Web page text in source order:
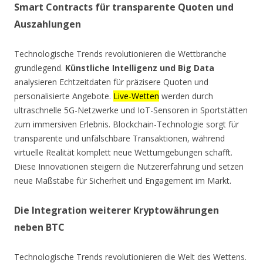
Smart Contracts für transparente Quoten und
Auszahlungen
Technologische Trends revolutionieren die Wettbranche
grundlegend. Künstliche Intelligenz und Big Data
analysieren Echtzeitdaten für präzisere Quoten und
personalisierte Angebote. Live-Wetten werden durch
ultraschnelle 5G-Netzwerke und IoT-Sensoren in Sportstätten
zum immersiven Erlebnis. Blockchain-Technologie sorgt für
transparente und unfälschbare Transaktionen, während
virtuelle Realität komplett neue Wettumgebungen schafft.
Diese Innovationen steigern die Nutzererfahrung und setzen
neue Maßstäbe für Sicherheit und Engagement im Markt.
Die Integration weiterer Kryptowährungen
neben BTC
Technologische Trends revolutionieren die Welt des Wettens.